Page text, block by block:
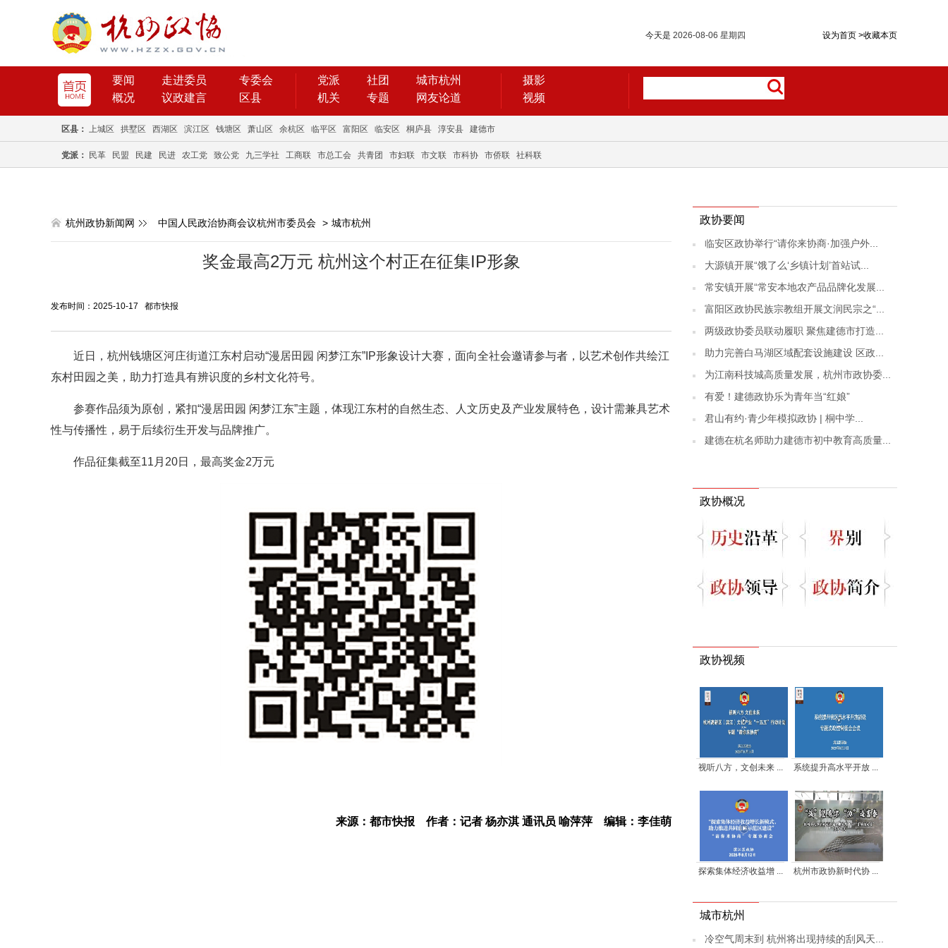
设为首页 >收藏本页
今天是 2026-08-06 星期四
要闻 走进委员
专委会
概况
议政建言 区县
党派 社团
城市杭州
机关
专题 网友论道
摄影
视频
区县： 上城区 拱墅区 西湖区 滨江区 钱塘区 萧山区 余杭区 临平区 富阳区 临安区 桐庐县 淳安县 建德市
党派： 民革 民盟 民建 民进 农工党 致公党 九三学社 工商联 市总工会 共青团 市妇联 市文联 市科协 市侨联 社科联
杭州政协新闻网 中国人民政治协商会议杭州市委员会 > 城市杭州
奖金最高2万元 杭州这个村正在征集IP形象
发布时间：2025-10-17 都市快报
近日，杭州钱塘区河庄街道江东村启动“漫居田园 闲梦江东”IP形象设计大赛，面向全社会邀请参与者，以艺术创作共绘江
东村田园之美，助力打造具有辨识度的乡村文化符号。
参赛作品须为原创，紧扣“漫居田园 闲梦江东”主题，体现江东村的自然生态、人文历史及产业发展特色，设计需兼具艺术
性与传播性，易于后续衍生开发与品牌推广。
作品征集截至11月20日，最高奖金2万元
来源：都市快报 作者：记者 杨亦淇 通讯员 喻萍萍 编辑：李佳萌
政协要闻
临安区政协举行“请你来协商·加强户外...
大源镇开展“饿了么‘乡镇计划’首站试...
常安镇开展“常安本地农产品品牌化发展...
富阳区政协民族宗教组开展文润民宗之“...
两级政协委员联动履职 聚焦建德市打造...
助力完善白马湖区域配套设施建设 区政...
为江南科技城高质量发展，杭州市政协委...
有爱！建德政协乐为青年当“红娘”
君山有约·青少年模拟政协 | 桐中学...
建德在杭名师助力建德市初中教育高质量...
政协概况
政协视频
视听八方，文创未来 ... 系统提升高水平开放 ...
探索集体经济收益增 ... 杭州市政协新时代协 ...
城市杭州
冷空气周末到 杭州将出现持续的刮风天...